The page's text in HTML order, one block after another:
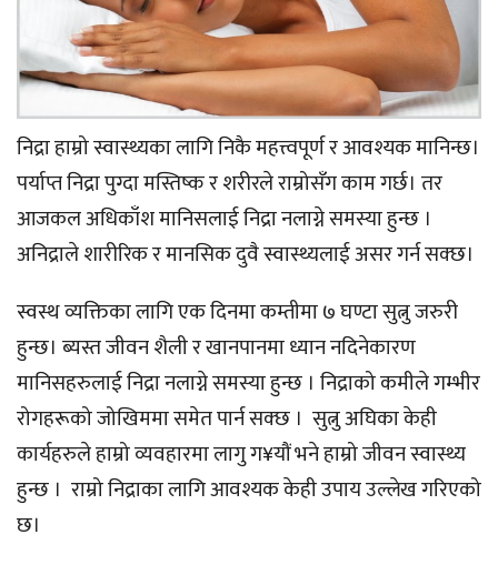
निद्रा हाम्रो स्वास्थ्यका लागि निकै महत्त्वपूर्ण र आवश्यक मानिन्छ।
पर्याप्त निद्रा पुग्दा मस्तिष्क र शरीरले राम्रोसँग काम गर्छ। तर
आजकल अधिकाँश मानिसलाई निद्रा नलाग्ने समस्या हुन्छ ।
अनिद्राले शारीरिक र मानसिक दुवै स्वास्थ्यलाई असर गर्न सक्छ।
स्वस्थ व्यक्तिका लागि एक दिनमा कम्तीमा ७ घण्टा सुत्नु जरुरी
हुन्छ। ब्यस्त जीवन शैली र खानपानमा ध्यान नदिनेकारण
मानिसहरुलाई निद्रा नलाग्ने समस्या हुन्छ । निद्राको कमीले गम्भीर
रोगहरूको जोखिममा समेत पार्न सक्छ । सुत्नु अघिका केही
कार्यहरुले हाम्रो व्यवहारमा लागु ग¥यौं भने हाम्रो जीवन स्वास्थ्य
हुन्छ । राम्रो निद्राका लागि आवश्यक केही उपाय उल्लेख गरिएको
छ।